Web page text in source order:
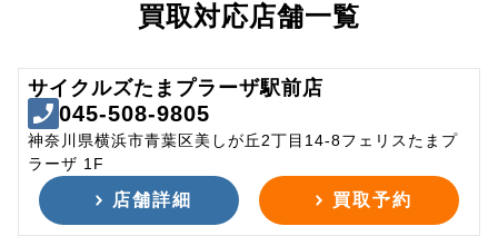
買取対応店舗一覧
サイクルズたまプラーザ駅前店
045-508-9805
神奈川県横浜市青葉区美しが丘2丁目14-8フェリスたまプ
ラーザ 1F
店舗詳細 買取予約